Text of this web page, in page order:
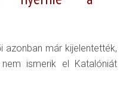
azonban már kijelentették,
ismerik el Katalóniát